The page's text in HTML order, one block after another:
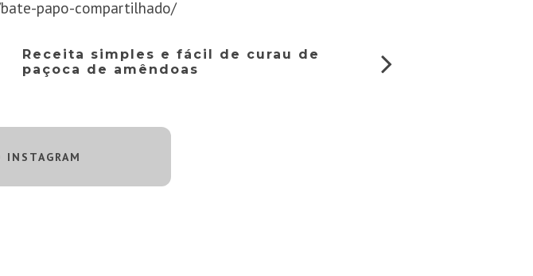
papo-compartilhado/
Receita simples e fácil de curau de
paçoca de amêndoas
INSTAGRAM